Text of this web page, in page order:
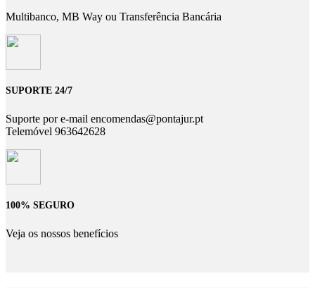
Multibanco, MB Way ou Transferência Bancária
SUPORTE 24/7
Suporte por e-mail encomendas@pontajur.pt
Telemóvel 963642628
100% SEGURO
Veja os nossos benefícios